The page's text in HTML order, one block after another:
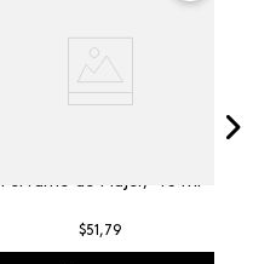
Perfume de Mujer, 45 ml
$51 ,79